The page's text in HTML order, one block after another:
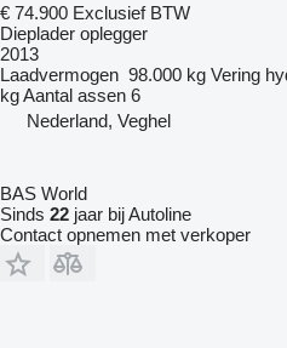
€ 74.900 Exclusief BTW
Dieplader oplegger
2013
Laadvermogen 98.000 kg Vering
kgAantal assen 6
Nederland, Veghel
BAS World
Sinds 22 jaar bij Autoline
Contact opnemen met verkoper